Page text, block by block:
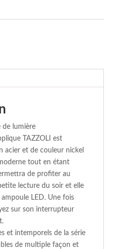
de lumière
TAZZOLI est
acier et de couleur nickel
tout en étant
de profiter au
lecture du soir et elle
LED. Une fois
sur son interrupteur
et intemporels de la série
de multiple façon et